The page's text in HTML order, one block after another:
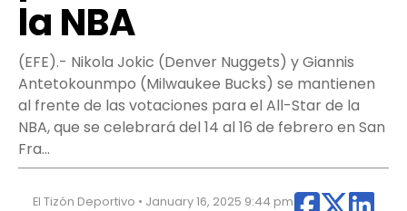
la NBA
(EFE).- Nikola Jokic (Denver Nuggets) y Giannis
Antetokounmpo (Milwaukee Bucks) se mantienen
al frente de las votaciones para el All-Star de la
NBA, que se celebrará del 14 al 16 de febrero en San
Fra…
El Tizón Deportivo • January 16, 2025 9:44 pm